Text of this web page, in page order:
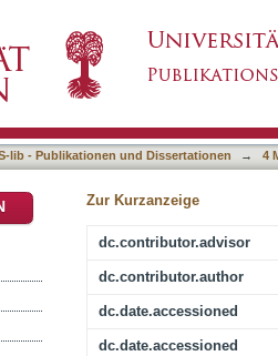
lib - Publikationen und Dissertationen → 4
Zur Kurzanzeige
dc.contributor.advisor
dc.contributor.author
dc.date.accessioned
dc.date.accessioned